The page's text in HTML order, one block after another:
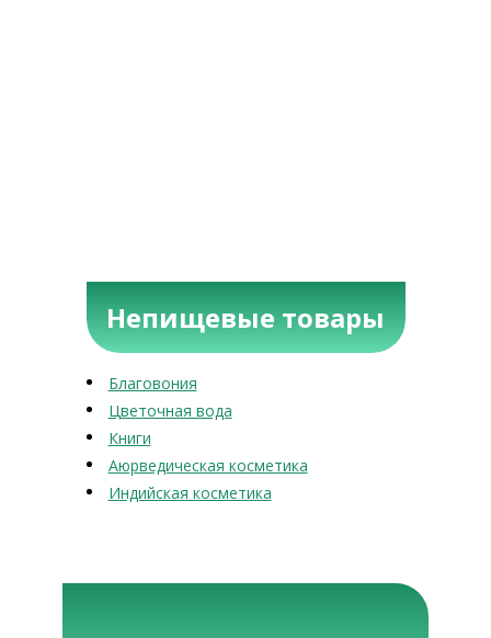
Непищевые товары
Благовония
Цветочная вода
Книги
Аюрведическая косметика
Индийская косметика